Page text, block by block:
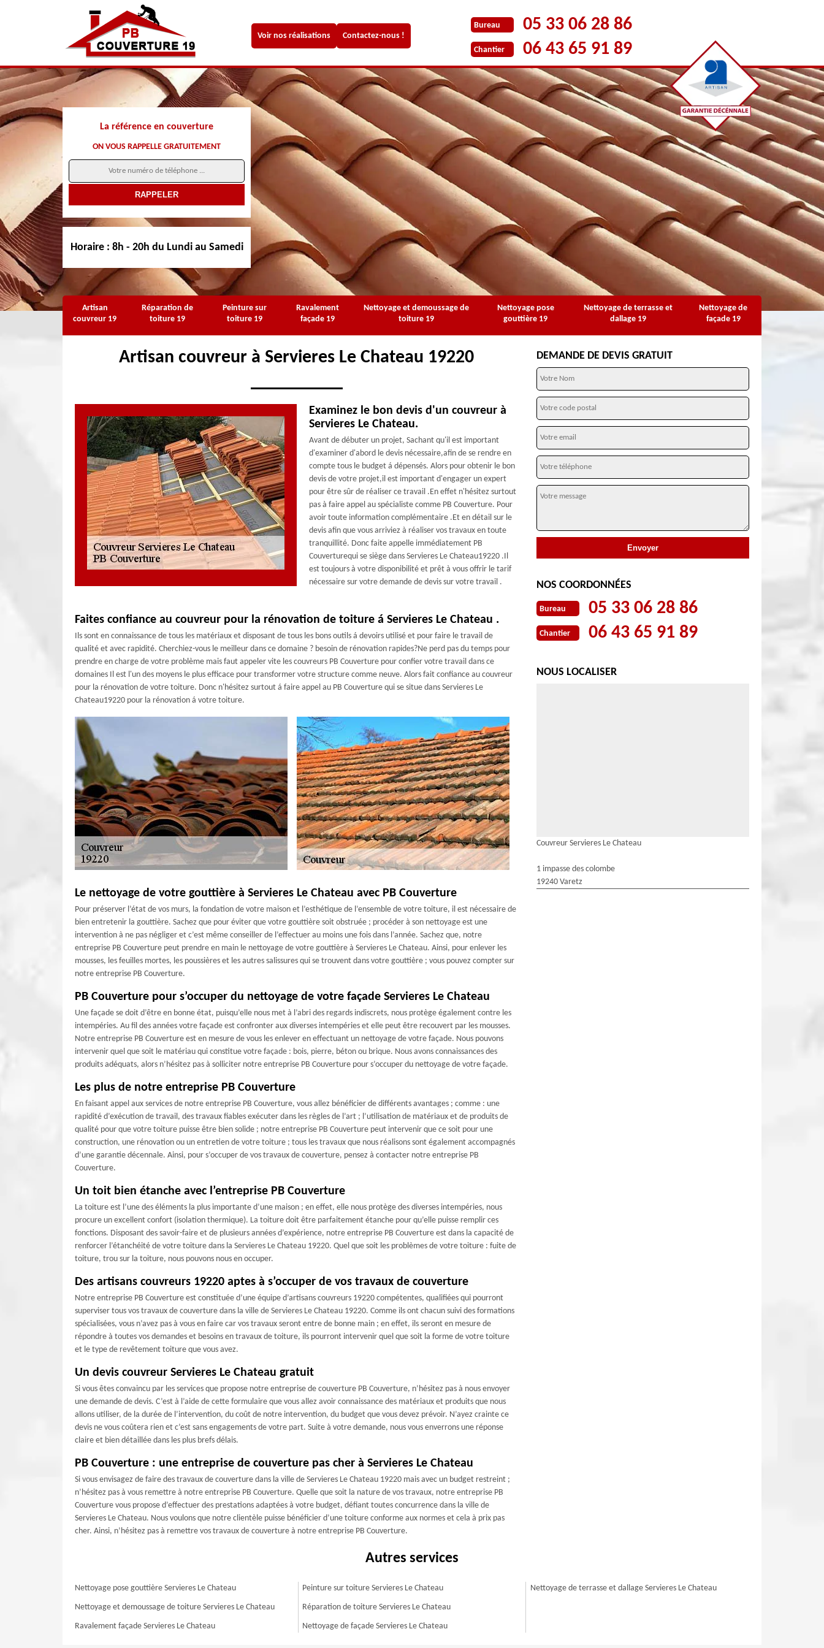
Voir nos réalisations Contactez-nous !
Bureau 05 33 06 28 86
Chantier 06 43 65 91 89
La référence en couverture
ON VOUS RAPPELLE GRATUITEMENT
Horaire : 8h - 20h du Lundi au Samedi
Artisan
couvreur 19
Réparation de
toiture 19
Peinture sur
toiture 19
Ravalement
façade 19
Nettoyage et demoussage de
toiture 19
Nettoyage pose
gouttière 19
Nettoyage de terrasse et
dallage 19
Nettoyage de
façade 19
Artisan couvreur à Servieres Le Chateau 19220
Examinez le bon devis d'un couvreur à
Servieres Le Chateau.
Avant de débuter un projet, Sachant qu'il est important
d'examiner d'abord le devis nécessaire,afin de se rendre en
compte tous le budget á dépensés. Alors pour obtenir le bon
devis de votre projet,il est important d'engager un expert
pour être sûr de réaliser ce travail .En effet n'hésitez surtout
pas à faire appel au spécialiste comme PB Couverture. Pour
avoir toute information complémentaire .Et en détail sur le
devis afin que vous arriviez à réaliser vos travaux en toute
tranquillité. Donc faite appelle immédiatement PB
Couverturequi se siège dans Servieres Le Chateau19220 .Il
est toujours à votre disponibilité et prêt à vous offrir le tarif
nécessaire sur votre demande de devis sur votre travail .
Faites confiance au couvreur pour la rénovation de toiture á Servieres Le Chateau .
Ils sont en connaissance de tous les matériaux et disposant de tous les bons outils á devoirs utilisé et pour faire le travail de
qualité et avec rapidité. Cherchiez-vous le meilleur dans ce domaine ? besoin de rénovation rapides?Ne perd pas du temps pour
prendre en charge de votre problème mais faut appeler vite les couvreurs PB Couverture pour confier votre travail dans ce
domaines Il est l'un des moyens le plus efficace pour transformer votre structure comme neuve. Alors fait confiance au couvreur
pour la rénovation de votre toiture. Donc n'hésitez surtout á faire appel au PB Couverture qui se situe dans Servieres Le
Chateau19220 pour la rénovation á votre toiture.
Le nettoyage de votre gouttière à Servieres Le Chateau avec PB Couverture
Pour préserver l’état de vos murs, la fondation de votre maison et l’esthétique de l’ensemble de votre toiture, il est nécessaire de
bien entretenir la gouttière. Sachez que pour éviter que votre gouttière soit obstruée ; procéder à son nettoyage est une
intervention à ne pas négliger et c’est même conseiller de l’effectuer au moins une fois dans l’année. Sachez que, notre
entreprise PB Couverture peut prendre en main le nettoyage de votre gouttière à Servieres Le Chateau. Ainsi, pour enlever les
mousses, les feuilles mortes, les poussières et les autres salissures qui se trouvent dans votre gouttière ; vous pouvez compter sur
notre entreprise PB Couverture.
PB Couverture pour s’occuper du nettoyage de votre façade Servieres Le Chateau
Une façade se doit d’être en bonne état, puisqu’elle nous met à l’abri des regards indiscrets, nous protège également contre les
intempéries. Au fil des années votre façade est confronter aux diverses intempéries et elle peut être recouvert par les mousses.
Notre entreprise PB Couverture est en mesure de vous les enlever en effectuant un nettoyage de votre façade. Nous pouvons
intervenir quel que soit le matériau qui constitue votre façade : bois, pierre, béton ou brique. Nous avons connaissances des
produits adéquats, alors n’hésitez pas à solliciter notre entreprise PB Couverture pour s’occuper du nettoyage de votre façade.
Les plus de notre entreprise PB Couverture
En faisant appel aux services de notre entreprise PB Couverture, vous allez bénéficier de différents avantages ; comme : une
rapidité d’exécution de travail, des travaux fiables exécuter dans les règles de l’art ; l’utilisation de matériaux et de produits de
qualité pour que votre toiture puisse être bien solide ; notre entreprise PB Couverture peut intervenir que ce soit pour une
construction, une rénovation ou un entretien de votre toiture ; tous les travaux que nous réalisons sont également accompagnés
d’une garantie décennale. Ainsi, pour s’occuper de vos travaux de couverture, pensez à contacter notre entreprise PB
Couverture.
Un toit bien étanche avec l’entreprise PB Couverture
La toiture est l’une des éléments la plus importante d’une maison ; en effet, elle nous protège des diverses intempéries, nous
procure un excellent confort (isolation thermique). La toiture doit être parfaitement étanche pour qu’elle puisse remplir ces
fonctions. Disposant des savoir-faire et de plusieurs années d’expérience, notre entreprise PB Couverture est dans la capacité de
renforcer l’étanchéité de votre toiture dans la Servieres Le Chateau 19220. Quel que soit les problèmes de votre toiture : fuite de
toiture, trou sur la toiture, nous pouvons nous en occuper.
Des artisans couvreurs 19220 aptes à s’occuper de vos travaux de couverture
Notre entreprise PB Couverture est constituée d’une équipe d’artisans couvreurs 19220 compétentes, qualifiées qui pourront
superviser tous vos travaux de couverture dans la ville de Servieres Le Chateau 19220. Comme ils ont chacun suivi des formations
spécialisées, vous n’avez pas à vous en faire car vos travaux seront entre de bonne main ; en effet, ils seront en mesure de
répondre à toutes vos demandes et besoins en travaux de toiture, ils pourront intervenir quel que soit la forme de votre toiture
et le type de revêtement toiture que vous avez.
Un devis couvreur Servieres Le Chateau gratuit
Si vous êtes convaincu par les services que propose notre entreprise de couverture PB Couverture, n’hésitez pas à nous envoyer
une demande de devis. C’est à l’aide de cette formulaire que vous allez avoir connaissance des matériaux et produits que nous
allons utiliser, de la durée de l’intervention, du coût de notre intervention, du budget que vous devez prévoir. N’ayez crainte ce
devis ne vous coûtera rien et c’est sans engagements de votre part. Suite à votre demande, nous vous enverrons une réponse
claire et bien détaillée dans les plus brefs délais.
PB Couverture : une entreprise de couverture pas cher à Servieres Le Chateau
Si vous envisagez de faire des travaux de couverture dans la ville de Servieres Le Chateau 19220 mais avec un budget restreint ;
n’hésitez pas à vous remettre à notre entreprise PB Couverture. Quelle que soit la nature de vos travaux, notre entreprise PB
Couverture vous propose d’effectuer des prestations adaptées à votre budget, défiant toutes concurrence dans la ville de
Servieres Le Chateau. Nous voulons que notre clientèle puisse bénéficier d’une toiture conforme aux normes et cela à prix pas
cher. Ainsi, n’hésitez pas à remettre vos travaux de couverture à notre entreprise PB Couverture.
DEMANDE DE DEVIS GRATUIT
NOS COORDONNÉES
Bureau 05 33 06 28 86
Chantier 06 43 65 91 89
NOUS LOCALISER
Couvreur Servieres Le Chateau
1 impasse des colombe
19240 Varetz
Autres services
Nettoyage pose gouttière Servieres Le Chateau
Nettoyage et demoussage de toiture Servieres Le Chateau
Ravalement façade Servieres Le Chateau
Peinture sur toiture Servieres Le Chateau
Réparation de toiture Servieres Le Chateau
Nettoyage de façade Servieres Le Chateau
Nettoyage de terrasse et dallage Servieres Le Chateau